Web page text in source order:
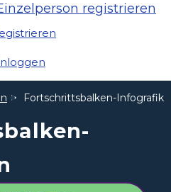
registrieren
Fortschrittsbalken-